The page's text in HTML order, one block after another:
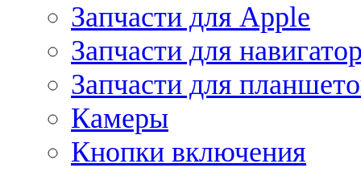
Запчасти для Apple
Запчасти для
Запчасти для
Камеры
Кнопки включения